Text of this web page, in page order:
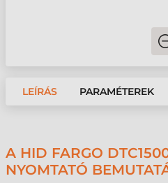
LEÍRÁS PARAMÉTEREK
A HID FARGO
NYOMTATÓ